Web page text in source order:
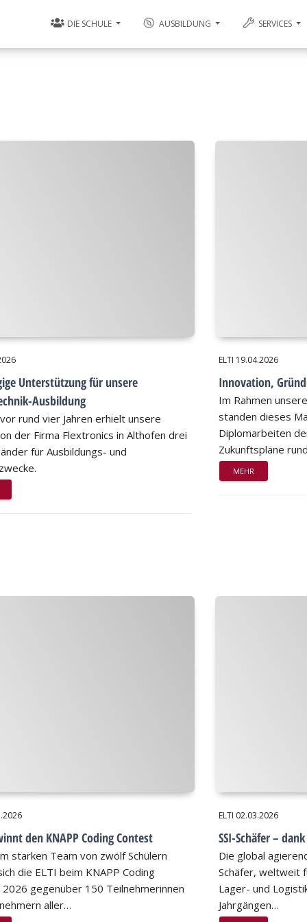
DIE SCHULE AUSBILDUNG SERVICES
Unterstützung für unsere
Ausbildung
rund vier Jahren erhielt unsere
der Firma Flextronics in Althofen drei
für Ausbildungs- und
ELTI 19.04.2026
Innovation,
Im Rahmen
standen dieses
Diplomarbeiten
Zukunftspläne
MEHR
den KNAPP Coding Contest
starken Team von zwölf Schülern
die ELTI beim KNAPP Coding
gegenüber 150 Teilnehmerinnen
aller…
ELTI 02.03.2026
SSI-Schäfer –
Die global
Schäfer, weltweit
Lager- und
Jahrgängen…